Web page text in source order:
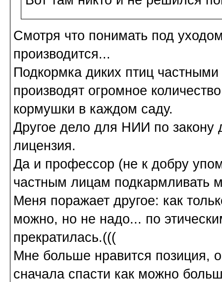
Смотря что понимать под
производится...
Подкормка диких птиц
производят огромное
кормушки в каждом саду.
Другое дело для НИИ по
лицензия.
Да и профессор (не к добру
частным лицам подкармливать
Меня поражает другое: как
можно, но не надо... по
прекратилась.(((
Мне больше нравится позиция,
сначала спасти как можно